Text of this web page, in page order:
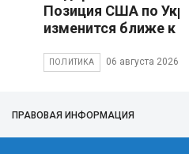
Позиция США по
изменится ближе к
ПОЛИТИКА 06 августа 2026
ПРАВОВАЯ ИНФОРМАЦИЯ